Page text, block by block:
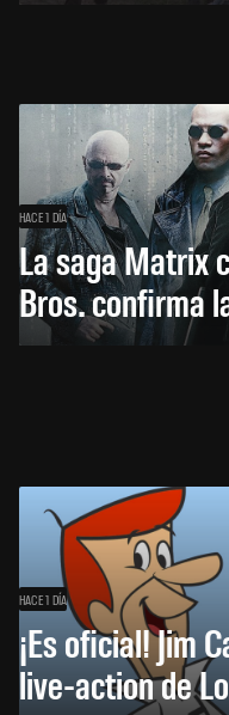
HACE 1 DÍA
La saga Matrix
Bros. confirma
HACE 1 DÍA
¡Es oficial! Jim
live-action de